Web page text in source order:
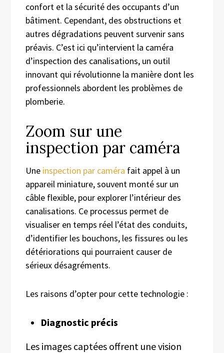
confort et la sécurité des occupants d’un
bâtiment. Cependant, des obstructions et
autres dégradations peuvent survenir sans
préavis. C’est ici qu’intervient la caméra
d’inspection des canalisations, un outil
innovant qui révolutionne la manière dont les
professionnels abordent les problèmes de
plomberie.
Zoom sur une
inspection par caméra
Une inspection par caméra fait appel à un
appareil miniature, souvent monté sur un
câble flexible, pour explorer l’intérieur des
canalisations. Ce processus permet de
visualiser en temps réel l’état des conduits,
d’identifier les bouchons, les fissures ou les
détériorations qui pourraient causer de
sérieux désagréments.
Les raisons d’opter pour cette technologie :
Diagnostic précis
Les images captées offrent une vision